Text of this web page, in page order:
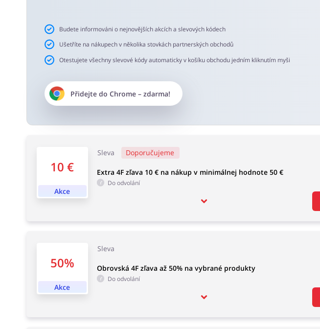
Budete informováni o nejnovějších akcích a slevových kódech
Ušetříte na nákupech v několika stovkách partnerských obchodů
Otestujete všechny slevové kódy automaticky v košíku obchodu jedním kliknutím myši
Přidejte do Chrome– zdarma!
10 €
Akce
Sleva Doporučujeme
Extra 4F zľava 10 € na nákup v minimálnej hodnote 50 €
Do odvolání
50%
Akce
Sleva
Obrovská 4F zľava až 50% na vybrané produkty
Do odvolání